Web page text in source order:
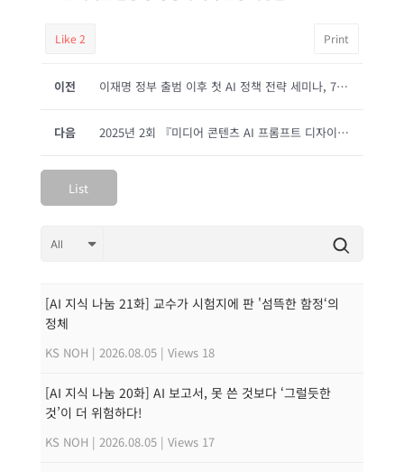
Like 2 Print
이전 이재명 정부 출범 이후 첫 AI 정책 전략 세미나, 7월 23일 한국방송통신대에서 개최
2025년 2회 『미디어 콘텐츠 AI 프롬프트 디자이너』 (MC AIPD) 2급 자격검정 및 교육 시행계획 안내
다음
List
[AI 지식 나눔 21화] 교수가 시험지에 판 '섬뜩한 함정‘의
정체
KS NOH | 2026.08.05 | Views 18
[AI 지식 나눔 20화] AI 보고서, 못 쓴 것보다 ‘그럴듯한
것’이 더 위험하다!
KS NOH | 2026.08.05 | Views 17